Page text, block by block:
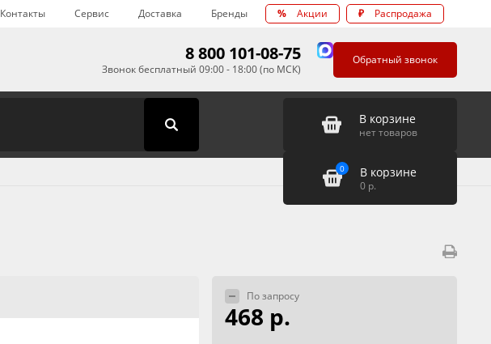
Контакты Сервис Доставка Бренды % Акции ₽ Распродажа
8 800 101-08-75
Звонок бесплатный 09:00 - 18:00 (по МСК)
Обратный звонок
В корзине
нет товаров
0 В корзине
0 р.
По запросу
468 р.